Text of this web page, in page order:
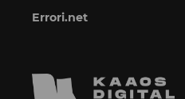
Errori.net